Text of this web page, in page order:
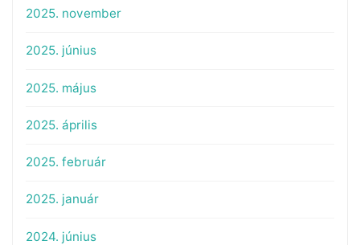
2025. november
2025. június
2025. május
2025. április
2025. február
2025. január
2024. június